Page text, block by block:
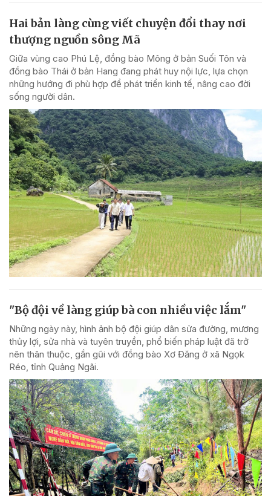
Hai bản làng cùng viết chuyện đổi thay nơi
thượng nguồn sông Mã
Giữa vùng cao Phú Lệ, đồng bào Mông ở bản Suối Tôn và
đồng bào Thái ở bản Hang đang phát huy nội lực, lựa chọn
những hướng đi phù hợp để phát triển kinh tế, nâng cao đời
sống người dân.
"Bộ đội về làng giúp bà con nhiều việc lắm"
Những ngày này, hình ảnh bộ đội giúp dân sửa đường, mương
thủy lợi, sửa nhà và tuyên truyền, phổ biến pháp luật đã trở
nên thân thuộc, gần gũi với đồng bào Xơ Đăng ở xã Ngọk
Réo, tỉnh Quảng Ngãi.